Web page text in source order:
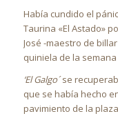
Había cundido el
Taurina «El Astado»
José -maestro de
quiniela de la
‘El Galgo´se
que se había hecho
pavimiento de la